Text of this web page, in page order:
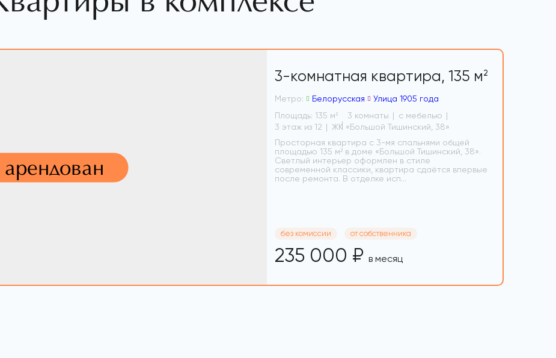
3-комнатная квартира, 135 м 2
Метро: Белорусская
Улица 1905 года
Площадь: 135 м 2 3 комнаты
с мебелью
3 этаж из 12
ЖК «Большой Тишинский, 38»
Просторная квартира с 3-мя спальнями общей
площадью 135 м² в доме «Большой Тишинский, 38».
Светлый интерьер оформлен в стиле
современной классики, квартира сдаётся впервые
после ремонта. В отделке исп...
без комиссии от собственника
235 000 ₽ в месяц